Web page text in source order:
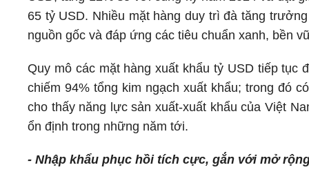
65 tỷ USD. Nhiều mặt hàng duy trì đà tăng
nguồn gốc và đáp ứng các tiêu chuẩn xanh, bền
Quy mô các mặt hàng xuất khẩu tỷ USD tiếp
chiếm 94% tổng kim ngạch xuất khẩu; trong đó
cho thấy năng lực sản xuất-xuất khẩu của Việt
ổn định trong những năm tới.
- Nhập khẩu phục hồi tích cực, gắn với mở